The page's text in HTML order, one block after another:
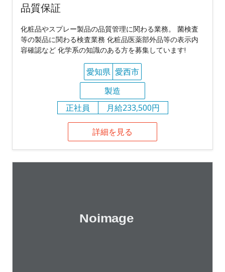
品質保証
化粧品やスプレー製品の品質管理に関わる業務。 菌検査
等の製品に関わる検査業務 化粧品医薬部外品等の表示内
容確認など 化学系の知識のある方を募集しています!
愛知県 愛西市
製造
正社員
月給233,500円
詳細を見る